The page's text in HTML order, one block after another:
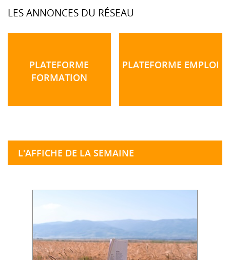
LES ANNONCES DU RÉSEAU
PLATEFORME
FORMATION
PLATEFORME EMPLOI
L'AFFICHE DE LA SEMAINE